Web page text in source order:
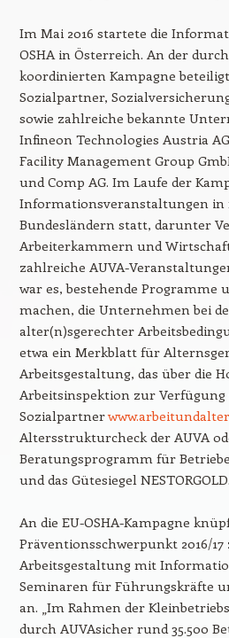
Im Mai 2016 startete die
OSHA in Österreich. An der
koordinierten Kampagne
Sozialpartner,
sowie zahlreiche bekannte
Infineon Technologies Austria
Facility Management Group
und Comp AG. Im Laufe der
Informationsveranstaltungen in
Bundesländern statt, darunter
Arbeiterkammern und
zahlreiche AUVA-
war es, bestehende Programme
machen, die Unternehmen bei
alter(n)sgerechter
etwa ein Merkblatt für
Arbeitsgestaltung, das über die
Arbeitsinspektion zur Verfügung
Sozialpartner
Altersstrukturcheck der AUVA
Beratungsprogramm für
und das Gütesiegel NESTORGOLD.
An die EU-OSHA-Kampagne
Präventionsschwerpunkt 2016/
Arbeitsgestaltung mit
Seminaren für Führungskräfte
an. „Im Rahmen der
durch AUVAsicher rund 35.500